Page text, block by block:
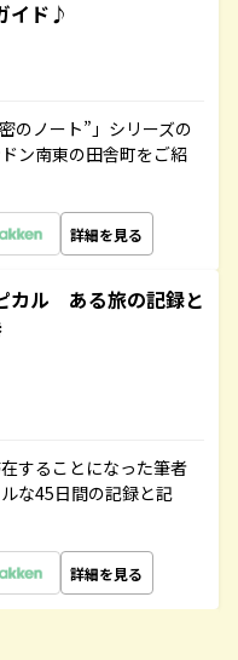
イド♪
のノート”」シリーズの
ン南東の田舎町をご紹
詳細を見る
カル ある旅の記録と
することになった筆者
な45日間の記録と記
詳細を見る